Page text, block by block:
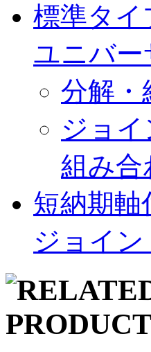
標準タイ
ユニバ
分解・
ジョ
組み合
短納期軸
ジョイ